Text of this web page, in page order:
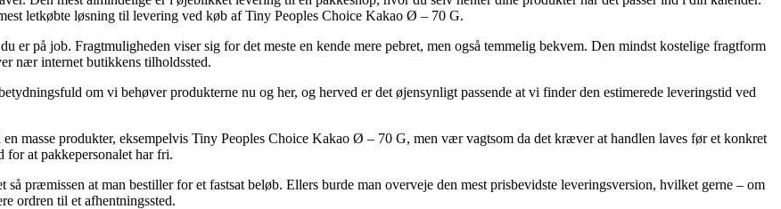
letkøbte løsning til levering ved køb af Tiny Peoples Choice Kakao Ø – 70 G.
på job. Fragtmuligheden viser sig for det meste en kende mere pebret, men også temmelig bekvem. Den mindst kostelige fragtform
nær internet butikkens tilholdssted.
om vi behøver produkterne nu og her, og herved er det øjensynligt passende at vi finder den estimerede leveringstid ved
masse produkter, eksempelvis Tiny Peoples Choice Kakao Ø – 70 G, men vær vagtsom da det kræver at handlen laves før et konkret
for at pakkepersonalet har fri.
præmissen at man bestiller for et fastsat beløb. Ellers burde man overveje den mest prisbevidste leveringsversion, hvilket gerne – om
ordren til et afhentningssted.